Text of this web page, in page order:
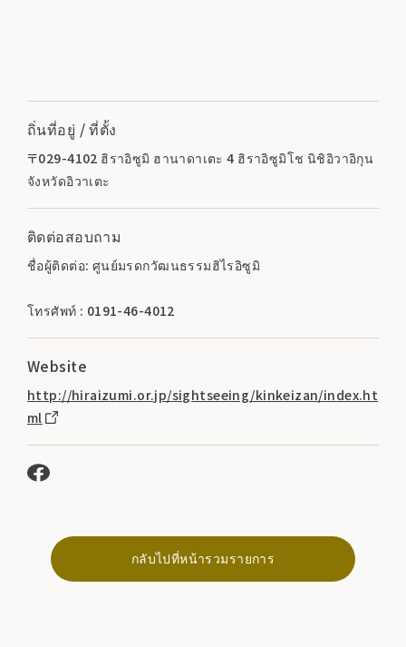
ถิ่นที่อยู่ / ที่ตั้ง
〒029-4102 ฮิราอิซูมิ ฮานาดาเตะ 4 ฮิราอิซูมิโช นิชิอิวาอิกุน
จังหวัดอิวาเตะ
ติดต่อสอบถาม
ชื่อผู้ติดต่อ: ศูนย์มรดกวัฒนธรรมฮิไรอิซูมิ
โทรศัพท์ : 0191-46-4012
Website
http://hiraizumi.or.jp/sightseeing/kinkeizan/index.ht
ml
กลับไปที่หน้ารวมรายการ